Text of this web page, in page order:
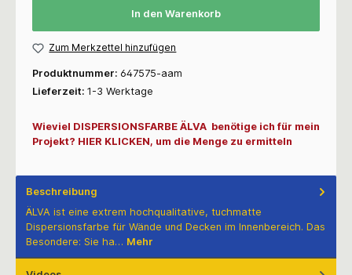
In den Warenkorb
Zum Merkzettel hinzufügen
Produktnummer: 647575-aam
Lieferzeit: 1-3 Werktage
Wieviel DISPERSIONSFARBE ÄLVA benötige ich für mein
Projekt? HIER KLICKEN, um die Menge zu ermitteln
Beschreibung
ÄLVA ist eine extrem hochqualitative, tuchmatte
Dispersionsfarbe für Wände und Decken im Innenbereich. Das
Besondere: Sie ha… Mehr